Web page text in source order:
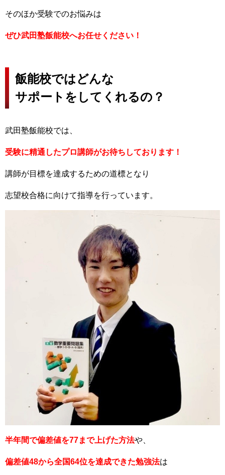
そのほか受験でのお悩みは
ぜひ武田塾飯能校へお任せください！
飯能校ではどんな
サポートをしてくれるの？
武田塾飯能校では、
受験に精通したプロ講師がお待ちしております！
講師が目標を達成するための道標となり
志望校合格に向けて指導を行っています。
半年間で偏差値を77まで上げた方法や、
偏差値48から全国64位を達成できた勉強法は